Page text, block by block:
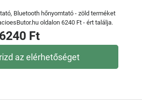
Bluetooth hőnyomtató - zöld terméket
oldalon 6240 Ft - ért találja.
6240 Ft
az elérhetőséget